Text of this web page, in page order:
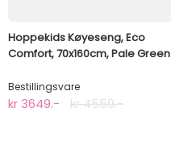
Hoppekids Køyeseng, Eco
Comfort, 70x160cm, Pale Green
Bestillingsvare
kr 3649.- kr 4559.-